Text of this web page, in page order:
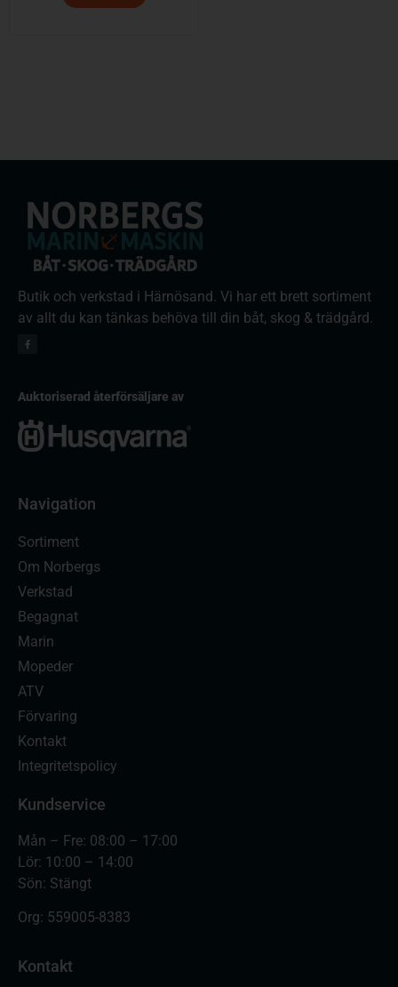
Butik och verkstad i Härnösand. Vi har ett brett sortiment
av allt du kan tänkas behöva till din båt, skog & trädgård.
Auktoriserad återförsäljare av
Navigation
Sortiment
Om Norbergs
Verkstad
Begagnat
Marin
Mopeder
ATV
Förvaring
Kontakt
Integritetspolicy
Kundservice
Mån – Fre: 08:00 – 17:00
Lör: 10:00 – 14:00
Sön: Stängt
Org: 559005-8383
Kontakt